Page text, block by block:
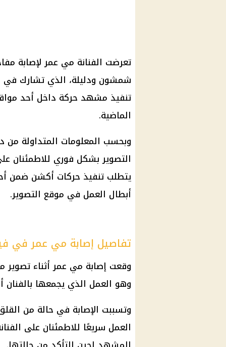
تعرضت الفنانة مي عمر لإصابة
شمشون ودليلة، الذي تشارك في
تنفيذ مشهد حركة داخل أحد
الماضية.
وبحسب المعلومات المتداولة
التصوير بشكل فوري للاطمئنان
يتطلب تنفيذ حركات أكشن ضمن
أبطال العمل في موقع التصوير.
تفاصيل إصابة مي عمر في
وقعت إصابة مي عمر أثناء
وهو العمل الذي يجمعها
وتسببت الإصابة في حالة من
العمل سريعًا للاطمئنان على